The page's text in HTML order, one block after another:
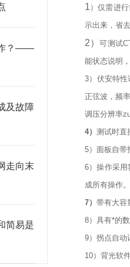
作？——
及故障
走向末
简易是
1 ）仅需进
示出来，省
2）可测试
能状态说明
3）伏安特
正弦波，频
调压分辨率
4）测试时直
5）面板自带
6）操作采
成所有操作
7）带有大容
8）具有*的
9）拐点自动
10）背光软